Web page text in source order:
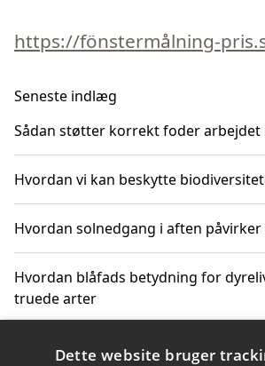
https://fönstermålning-
Seneste indlæg
Sådan støtter korrekt foder
Hvordan vi kan beskytte
Hvordan solnedgang i aften
Hvordan blåfads betydning for
truede arter
Hvordan kan gaver til unge voksne
Dette website bruger